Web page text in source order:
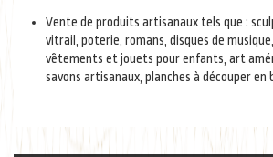
Vente de produits artisanaux tels que :
vitrail, poterie, romans, disques de
vêtements et jouets pour enfants, art
savons artisanaux, planches à découper en